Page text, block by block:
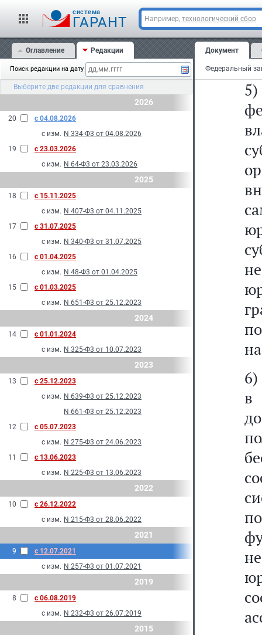
cистема
ГАРАНТ Например, технологический сбор
Оглавление Редакции
Поиск редакции на дату
Выберите две редакции для сравнения
2026
20
с 04.08.2026
с изм. N 334-Ф3 от 04.08.2026
19
с 23.03.2026
с изм. N 64-Ф3 от 23.03.2026
2025
18
с 15.11.2025
с изм. N 407-Ф3 от 04.11.2025
17
с 31.07.2025
с изм. N 340-Ф3 от 31.07.2025
16
с 01.04.2025
с изм. N 48-Ф3 от 01.04.2025
15
с 01.03.2025
с изм. N 651-Ф3 от 25.12.2023
2024
14
с 01.01.2024
с изм. N 325-Ф3 от 10.07.2023
2023
13
с 25.12.2023
с изм. N 639-Ф3 от 25.12.2023
N 661-Ф3 от 25.12.2023
12
с 05.07.2023
с изм. N 275-Ф3 от 24.06.2023
11
с 13.06.2023
с изм. N 225-Ф3 от 13.06.2023
2022
10
с 26.12.2022
с изм. N 215-Ф3 от 28.06.2022
2021
9
с 12.07.2021
с изм. N 257-Ф3 от 01.07.2021
2019
8
с 06.08.2019
с изм. N 232-Ф3 от 26.07.2019
2015
Документ
6)
в